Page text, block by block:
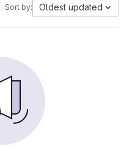
Sort by: Oldest updated